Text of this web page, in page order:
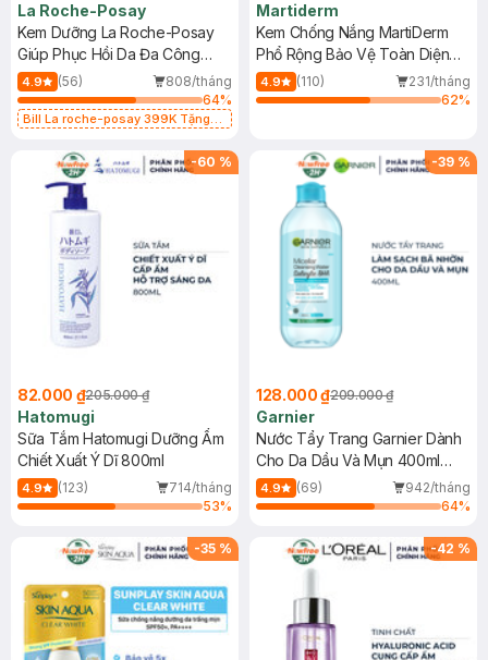
La Roche-Posay
Kem Dưỡng La Roche-Posay
Giúp Phục Hồi Da Đa Công
Dụng 40ml
4.9 (56)
808/tháng
64%
Bill La roche-posay 399K Tặng
(SL có hạn)
Martiderm
Kem Chống Nắng MartiDerm
Phổ Rộng Bảo Vệ Toàn Diện
40ml
4.9 (110)
231/tháng
62%
-60 %
82.000 ₫205.000 ₫
Hatomugi
Sữa Tắm Hatomugi Dưỡng Ẩm
Chiết Xuất Ý Dĩ 800ml
4.9 (123)
714/tháng
53%
-39 %
128.000 ₫209.000 ₫
Garnier
Nước Tẩy Trang Garnier Dành
Cho Da Dầu Và Mụn 400ml
(Mới)
4.9 (69)
942/tháng
64%
-35 % -42 %